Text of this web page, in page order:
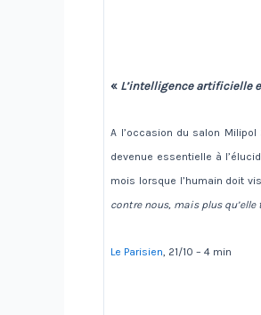
« L’intelligence artificielle
A l’occasion du salon Milipol
devenue essentielle à
mois lorsque l’humain doit
contre nous, mais plus
Le Parisien, 21/10 – 4 min